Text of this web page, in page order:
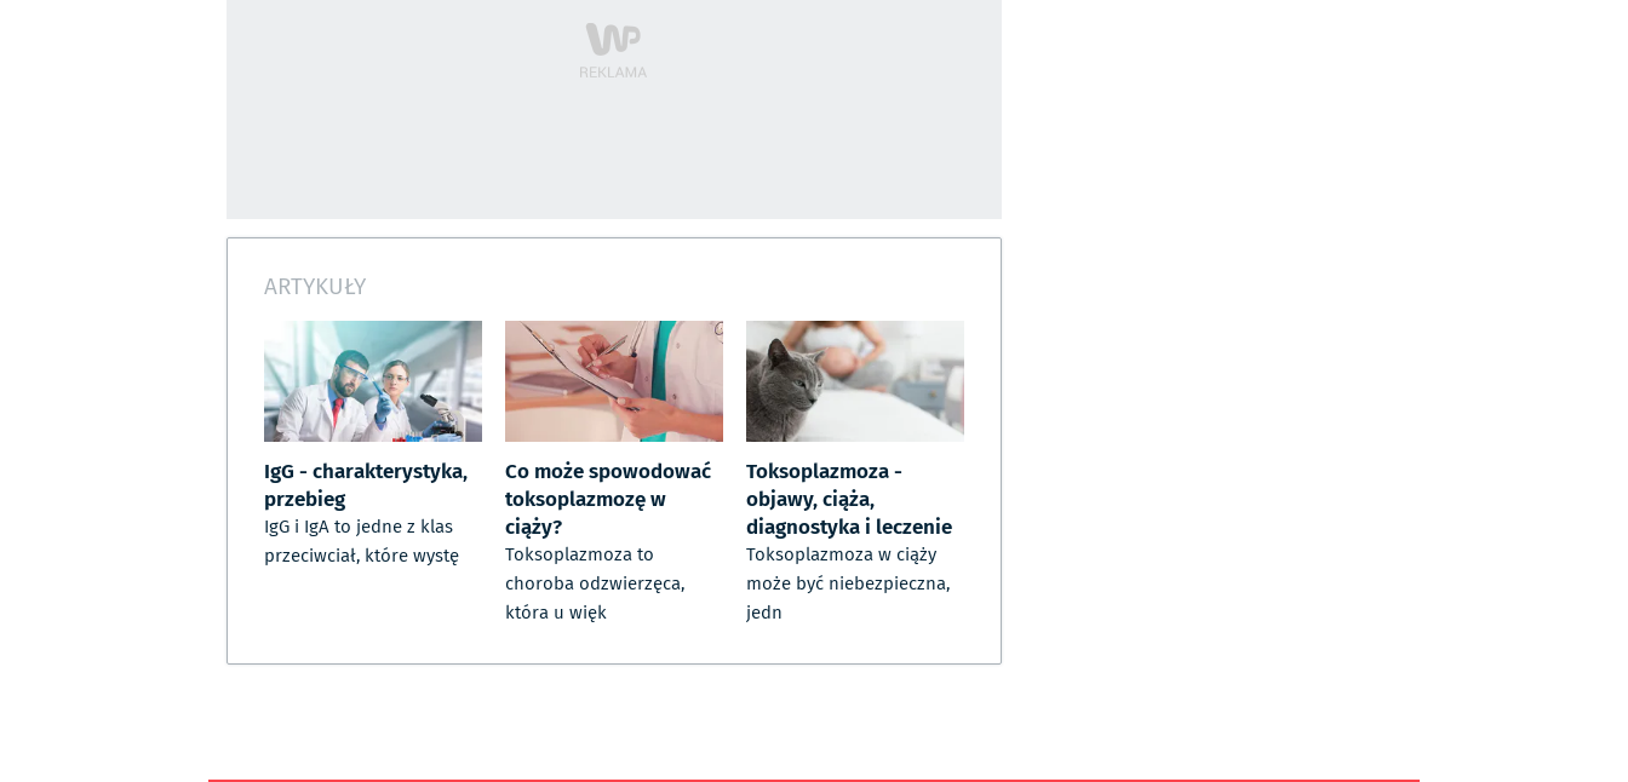
ARTYKUŁY
IgG - charakterystyka,
przebieg
IgG i IgA to jedne z klas
przeciwciał, które wystę
Co może spowodować
toksoplazmozę w
ciąży?
Toksoplazmoza to
choroba odzwierzęca,
która u więk
Toksoplazmoza -
objawy, ciąża,
diagnostyka i leczenie
Toksoplazmoza w ciąży
może być niebezpieczna,
jedn